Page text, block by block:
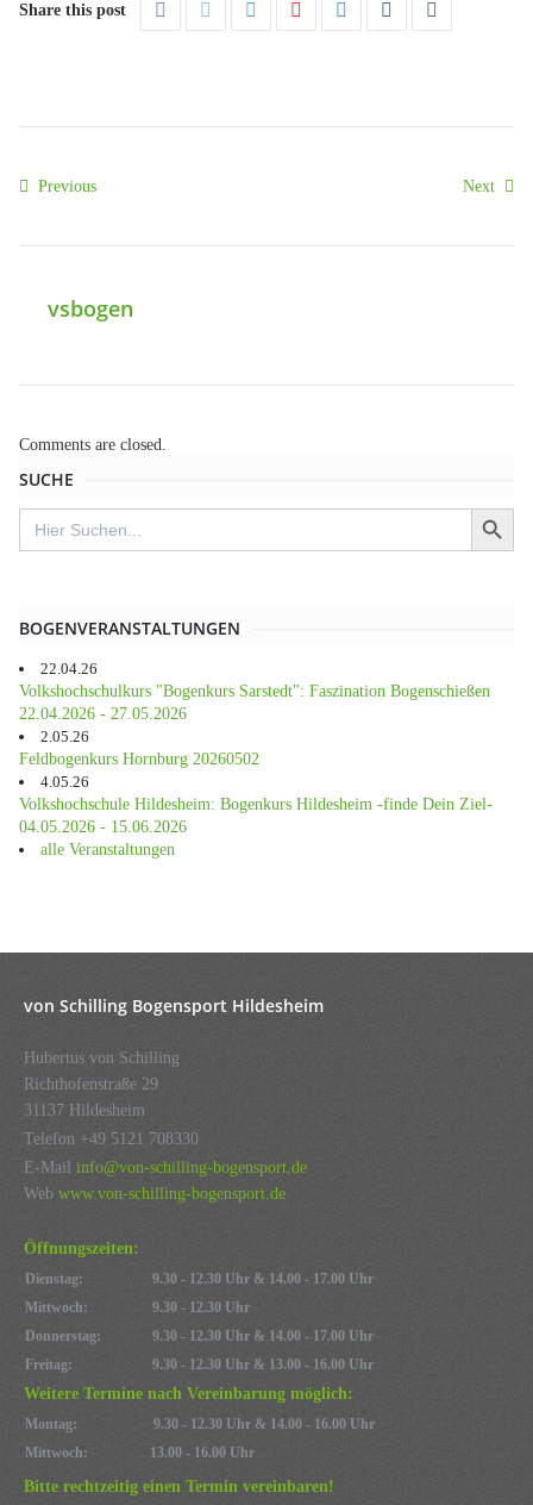
Share this post
Previous Next
vsbogen
Comments are closed.
SUCHE
Search
for:
SEARCH
BOGENVERANSTALTUNGEN
22.04.26
Volkshochschulkurs "Bogenkurs Sarstedt": Faszination Bogenschießen
22.04.2026 - 27.05.2026
2.05.26
Feldbogenkurs Hornburg 20260502
4.05.26
Volkshochschule Hildesheim: Bogenkurs Hildesheim -finde Dein Ziel-
04.05.2026 - 15.06.2026
alle Veranstaltungen
von Schilling Bogensport Hildesheim
Hubertus von Schilling
Richthofenstraße 29
31137 Hildesheim
Telefon +49 5121 708330
E-Mail info@von-schilling-bogensport.de
Web www.von-schilling-bogensport.de
Öffnungszeiten:
Dienstag:
9.30 - 12.30 Uhr & 14.00 - 17.00 Uhr
Mittwoch:
9.30 - 12.30 Uhr
Donnerstag:
9.30 - 12.30 Uhr & 14.00 - 17.00 Uhr
Freitag:
9.30 - 12.30 Uhr & 13.00 - 16.00 Uhr
Weitere Termine nach Vereinbarung möglich:
Montag:
9.30 - 12.30 Uhr & 14.00 - 16.00 Uhr
Mittwoch:
13.00 - 16.00 Uhr
Bitte rechtzeitig einen Termin vereinbaren!